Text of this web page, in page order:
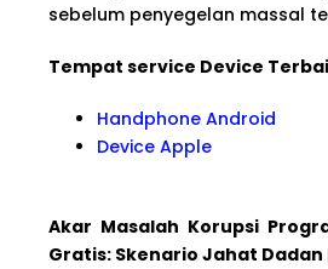
sebelum penyegelan massal
Tempat service Device
Handphone Android
Device Apple
Akar Masalah Korupsi
Gratis: Skenario Jahat Dadan